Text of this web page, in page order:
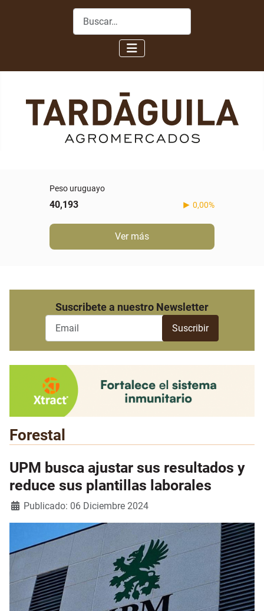
Buscar
Peso uruguayo
40,193 0,00%
Ver más
Suscribete a nuestro Newsletter
Forestal
UPM busca ajustar sus resultados y
reduce sus plantillas laborales
Detalles
Publicado: 06 Diciembre 2024